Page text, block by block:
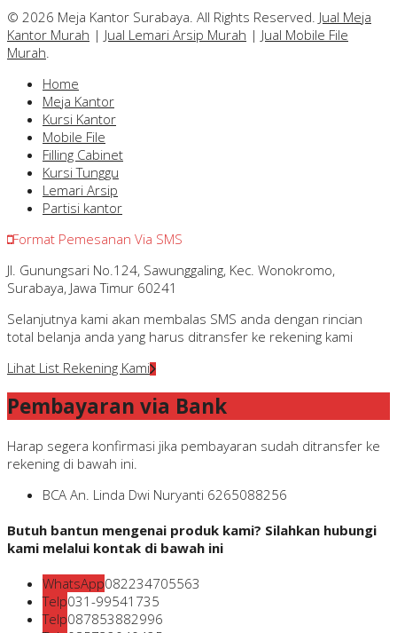
© 2026 Meja Kantor Surabaya. All Rights Reserved. Jual Meja
Kantor Murah | Jual Lemari Arsip Murah | Jual Mobile File
Murah
Home
Meja Kantor
Kursi Kantor
Mobile File
Filling Cabinet
Kursi Tunggu
Lemari Arsip
Partisi kantor
Format Pemesanan Via SMS
Jl. Gunungsari No.124, Sawunggaling, Kec. Wonokromo,
Surabaya, Jawa Timur 60241
Selanjutnya kami akan membalas SMS anda dengan rincian
total belanja anda yang harus ditransfer ke rekening kami
Lihat List Rekening Kami
Pembayaran via Bank
Harap segera konfirmasi jika pembayaran sudah ditransfer ke
rekening di bawah ini.
BCA An. Linda Dwi Nuryanti 6265088256
Butuh bantun mengenai produk kami? Silahkan hubungi
kami melalui kontak di bawah ini
WhatsApp082234705563
Telp031-99541735
Telp087853882996